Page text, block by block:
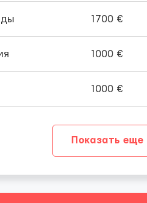
1700 €
1000 €
1000 €
Показать еще